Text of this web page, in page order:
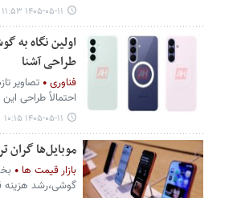
۱۴۰۵-۰۵-۱۱ ۱۱:۵۳
طراحی آشنا
فناوری
احتمالاً طراحی
۱۴۰۵-۰۵-۱۱ ۱۰:۱۵
موبایل‌ها گران تر شدند /
بازار قیمت ها
گوشی،رشد هزینه